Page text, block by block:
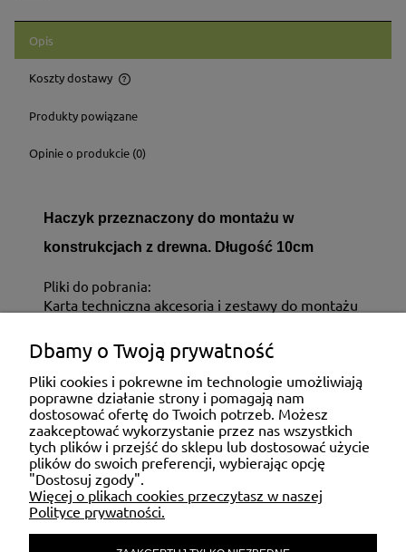
Opis
Koszty dostawy
Cena nie zawiera ewentualnych kosztów płatności
Produkty powiązane
Opinie o produkcie (0)
Haczyk przeznaczony do montażu w
konstrukcjach z drewna. Długość 10cm
Pliki do pobrania:
Karta techniczna akcesoria i zestawy do montażu
ZAKUPY
MOJE KONTO
POMOC
Dbamy o Twoją prywatność
Pliki cookies i pokrewne im technologie umożliwiają
poprawne działanie strony i pomagają nam
dostosować ofertę do Twoich potrzeb. Możesz
zaakceptować wykorzystanie przez nas wszystkich
tych plików i przejść do sklepu lub dostosować użycie
plików do swoich preferencji, wybierając opcję
"Dostosuj zgody".
Więcej o plikach cookies przeczytasz w naszej
Polityce prywatności.